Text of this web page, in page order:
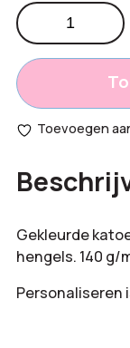
Productprijs:
Totaal
opties:
totaal:
Gekleurde
katoenen
tas
140
g/m²
aantalToevoegen
Gekleurde
hengels. 140 g/
Personaliseren